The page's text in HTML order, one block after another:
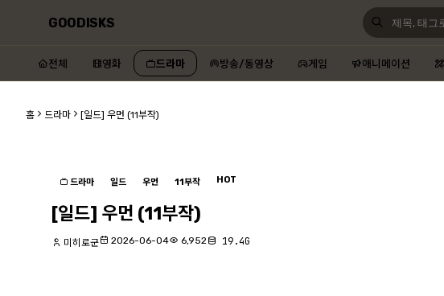
GOODISKS
전체 영화 드라마 방송/동영상 게임 애니메이션
홈 드라마 [일드] 우먼 (11부작)
드라마 일드 우먼 11부작 HOT
[일드] 우먼 (11부작)
미히로군 2026-06-04 6,952 19.4G